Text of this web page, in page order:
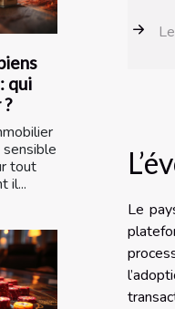
qui
tout
il...
Le